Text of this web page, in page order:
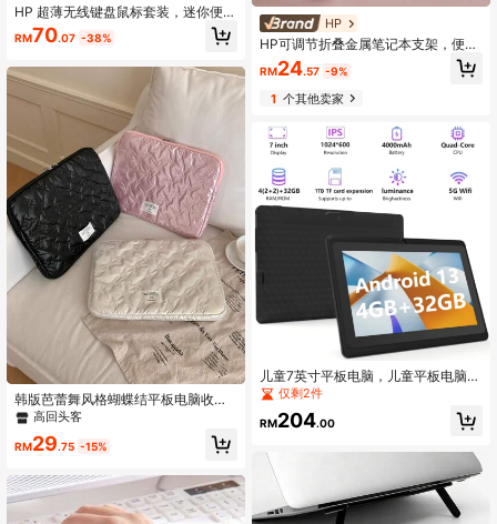
HP 超薄无线键盘鼠标套装，迷你便
携，省电自动休眠，静音超薄键盘，
笔记本台式机通用办公家用
RM70.07 -38%
韩版芭蕾舞风格蝴蝶结平板电脑收纳
包 10/11英寸 13/14英寸 15/15.6英寸
高回头客
RM29.75 -15%
HP
HP可调节折叠金属笔记本支架，便携
式人体工学支架，具有散热和防滑设
计，通用笔记本支架
RM24.57 -9%
1个其他卖家
儿童7英寸平板电脑，儿童平板电脑带
Wi-Fi，4GB RAM，32GB ROM，双
摄像头，家长控制，预装教育应用，
适用于儿童教育、游戏、平板电脑，
仅剩2件
RM204.00